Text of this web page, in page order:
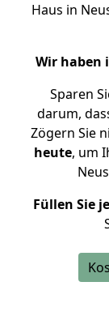
Haus in
Wir haben
Sparen
darum,
Zögern Sie
heute, um
Füllen Sie